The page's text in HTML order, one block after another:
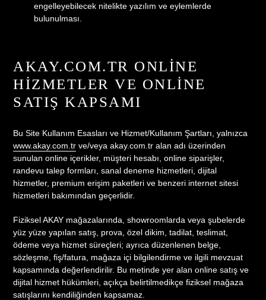
engelleyebilecek nitelikte yazılım ve eylemlerde
bulunulması.
AKAY.COM.TR ONLINE
HIZMETLER VE ONLINE
SATIŞ KAPSAMI
Bu Site Kullanım Esasları ve Hizmet/Kullanım Şartları, yalnızca
www.akay.com.tr ve/veya akay.com.tr alan adı üzerinden
sunulan online içerikler, müşteri hesabı, online siparişler,
randevu talep formları, sanal deneme hizmetleri, dijital
hizmetler, premium erişim paketleri ve benzeri internet sitesi
hizmetleri bakımından geçerlidir.
Fiziksel AKAY mağazalarında, showroomlarda veya şubelerde
yüz yüze yapılan satış, prova, özel dikim, tadilat, teslimat,
ödeme veya hizmet süreçleri; ayrıca düzenlenen belge,
sözleşme, fiş/fatura, mağaza içi bilgilendirme ve ilgili mevzuat
kapsamında değerlendirilir. Bu metinde yer alan online satış ve
dijital hizmet hükümleri, açıkça belirtilmedikçe fiziksel mağaza
satışlarını kendiliğinden kapsamaz.